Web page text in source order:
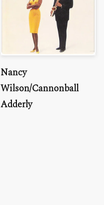
Nancy
Wilson/Cannonball
Adderly